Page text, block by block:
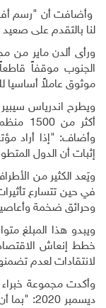
وأضافت أن "رسم أفق
لنا بالتقدم على
الجنوب موقفاً
موثوق عاملاً
ويطرح اندرياس
أكثر
إثبات أن الدول
ويَعد الكثير من
في حين تتسارع
وحرائق ضخمة
ويبدو هذا المبلغ
لانتقادات لعدم
وأكدت مجموعة
ديسمبر